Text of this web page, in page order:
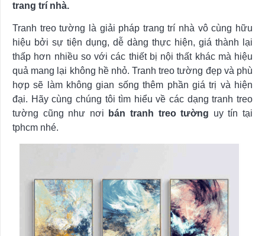
trang trí nhà.
Tranh treo tường là giải pháp trang trí nhà vô cùng hữu
hiệu bởi sự tiện dụng, dễ dàng thực hiện, giá thành lại
thấp hơn nhiều so với các thiết bị nội thất khác mà hiệu
quả mang lại không hề nhỏ. Tranh treo tường đẹp và phù
hợp sẽ làm không gian sống thêm phần giá trị và hiện
đại. Hãy cùng chúng tôi tìm hiểu về các dạng tranh treo
tường cũng như nơi
bán tranh treo tường uy tín tại
tphcm nhé.